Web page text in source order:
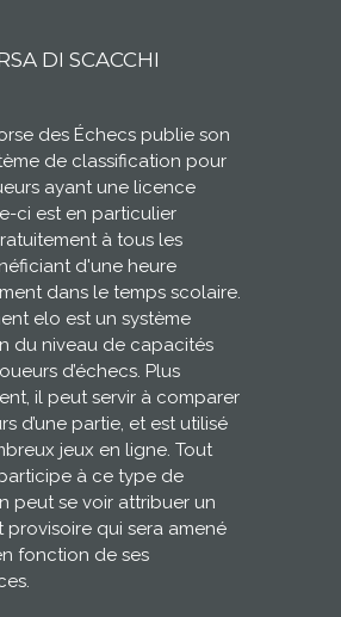
DI SCACCHI
des Échecs publie son
de classification pour
ayant une licence
ci est en particulier
à tous les
d'une heure
dans le temps scolaire.
elo est un système
du niveau de capacités
d’échecs. Plus
il peut servir à comparer
d’une partie, et est utilisé
jeux en ligne. Tout
à ce type de
peut se voir attribuer un
provisoire qui sera amené
fonction de ses